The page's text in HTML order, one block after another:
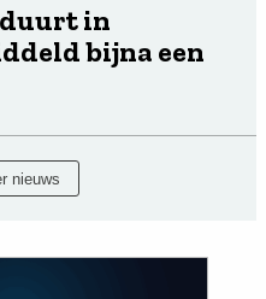
in
bijna een
nieuws